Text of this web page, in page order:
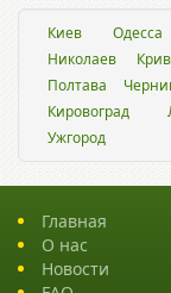
Киев Одесса
Николаев
Полтава
Кировоград
Ужгород
Главная
О нас
Новости